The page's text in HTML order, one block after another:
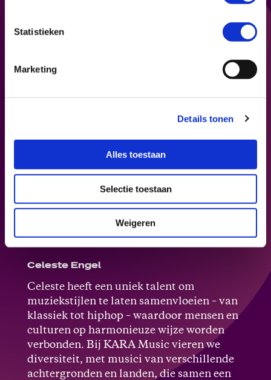
Statistieken
Marketing
Details tonen
Alles toestaan
Selectie toestaan
Weigeren
Celeste Engel
Celeste heeft een uniek talent om
muziekstijlen te laten samenvloeien – van
klassiek tot hiphop – waardoor mensen en
culturen op harmonieuze wijze worden
verbonden. Bij KARA Music vieren we
diversiteit, met musici van verschillende
achtergronden en landen, die samen een